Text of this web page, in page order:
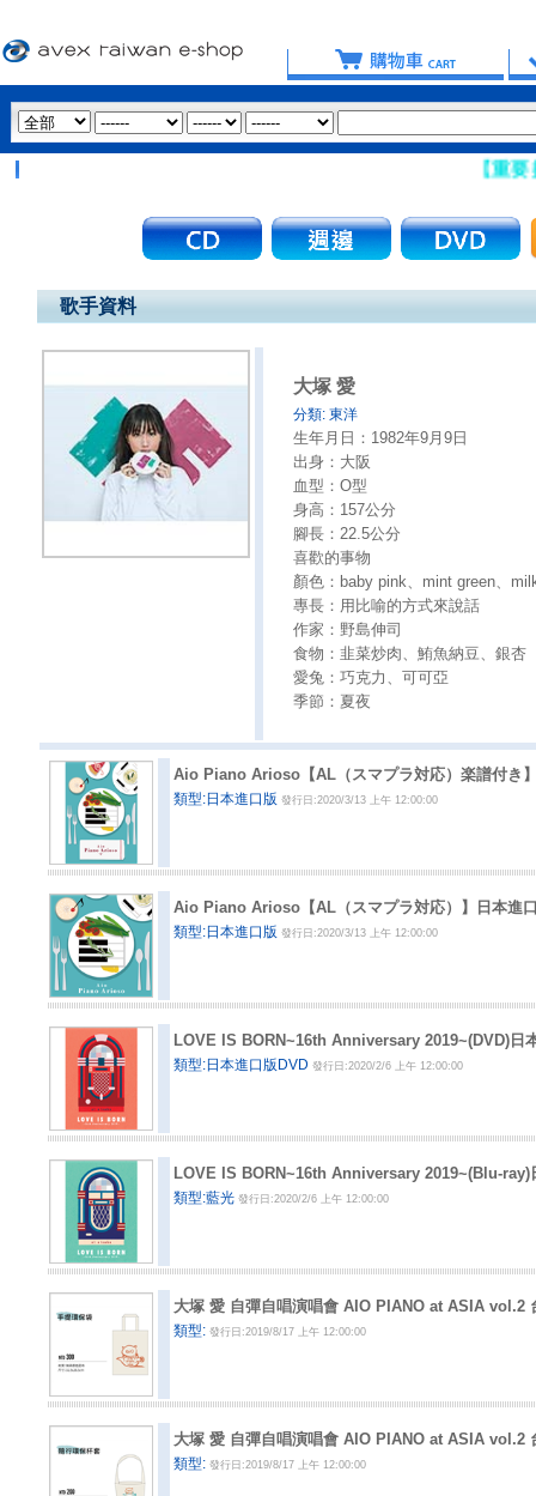
【重要提醒
歌手資料
大塚 愛
分類: 東洋
生年月日：1982年9月9日
出身：大阪
血型：O型
身高：157公分
腳長：22.5公分
喜歡的事物
顏色：baby pink、mint green、
專長：用比喻的方式來說話
作家：野島伸司
食物：韭菜炒肉、鮪魚納豆、銀杏
愛兔：巧克力、可可亞
季節：夏夜
Aio Piano Arioso【AL（スマプラ対応）楽譜付き
類型:日本進口版發行日:2020/3/13 上午 12:00:00
Aio Piano Arioso【AL（スマプラ対応）】日本進
類型:日本進口版發行日:2020/3/13 上午 12:00:00
LOVE IS BORN~16th Anniversary 2019~(DVD)日
類型:日本進口版DVD發行日:2020/2/6 上午 12:00:00
LOVE IS BORN~16th Anniversary 2019~(Blu-ray)
類型:藍光發行日:2020/2/6 上午 12:00:00
大塚 愛 自彈自唱演唱會 AIO PIANO at ASIA vol.2
類型:發行日:2019/8/17 上午 12:00:00
大塚 愛 自彈自唱演唱會 AIO PIANO at ASIA vol.2
類型:發行日:2019/8/17 上午 12:00:00